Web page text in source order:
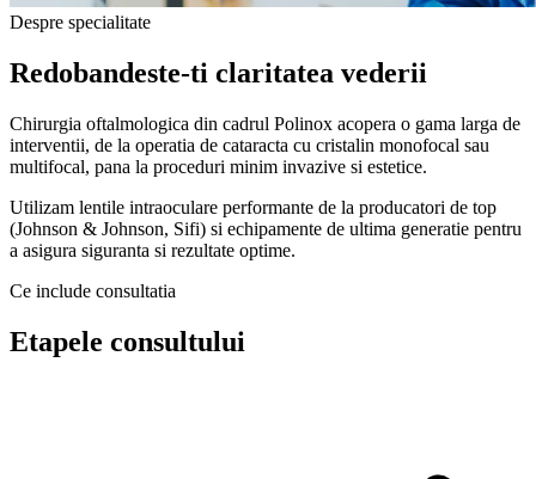
Despre specialitate
Redobandeste-ti claritatea vederii
Chirurgia oftalmologica din cadrul Polinox acopera o gama larga de
interventii, de la operatia de cataracta cu cristalin monofocal sau
multifocal, pana la proceduri minim invazive si estetice.
Utilizam lentile intraoculare performante de la producatori de top
(Johnson & Johnson, Sifi) si echipamente de ultima generatie pentru
a asigura siguranta si rezultate optime.
Ce include consultatia
Etapele consultului